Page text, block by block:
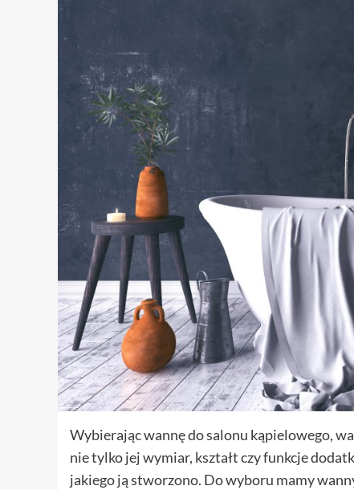
Wybierając wannę do salonu kąpielowego,
nie tylko jej wymiar, kształt czy funkcje
jakiego ją stworzono. Do wyboru mamy